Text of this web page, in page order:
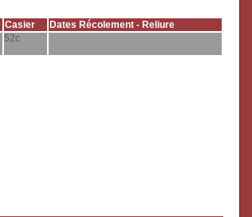
Casier
Dates Récolement - Reliure
52c